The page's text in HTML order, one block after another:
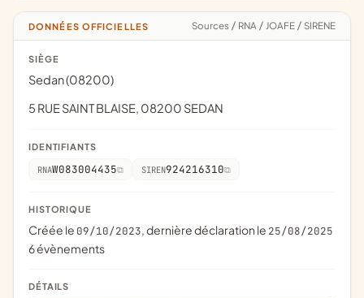
DONNÉES OFFICIELLES Sources / RNA / JOAFE / SIRENE
SIÈGE
Sedan (08200)
5 RUE SAINT BLAISE, 08200 SEDAN
IDENTIFIANTS
RNAW083004435 SIREN924216310
HISTORIQUE
Créée le 09/10/2023, dernière déclaration le 25/08/2025
6 évènements
DÉTAILS